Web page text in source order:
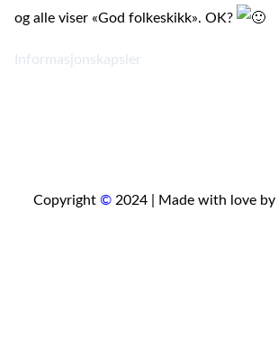
og alle viser «God folkeskikk». OK?
Informasjonskapsler
Copyright ©2024 | Made with love by